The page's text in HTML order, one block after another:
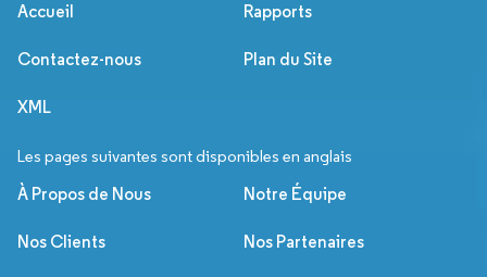
Accueil Rapports
Contactez-nous Plan du Site
XML
Les pages suivantes sont disponibles en anglais
À Propos de Nous Notre Équipe
Nos Clients Nos Partenaires